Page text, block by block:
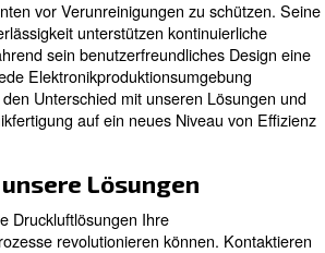
erzeugen hochwertige
Geeignet für die Medizin-,
und Getränkeindustrie,
vieles mehr.
Sie unsere ölfreien Kompressoren